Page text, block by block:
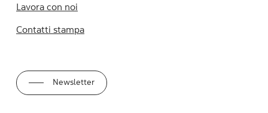
Lavora con noi
Contatti stampa
Newsletter